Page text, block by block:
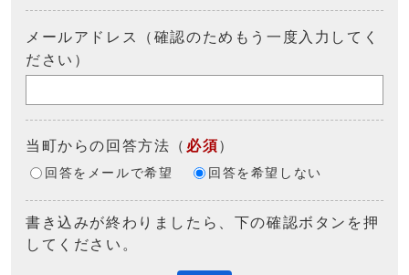
メールアドレス（確認のためもう一度入力してく
ださい）
当町からの回答方法 （ 必須）
回答をメールで希望 回答を希望しない
書き込みが終わりましたら、下の確認ボタンを押
してください。